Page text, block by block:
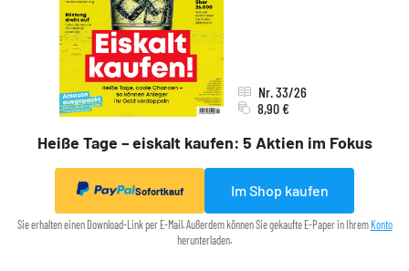
Heiße Tage – eiskalt kaufen: 5 Aktien im Fokus
Nr. 33/26
8,90 €
Sofortkauf Im Shop kaufen
Sie erhalten einen Download-Link per E-Mail. Außerdem können Sie gekaufte E-Paper in Ihrem Konto
herunterladen.